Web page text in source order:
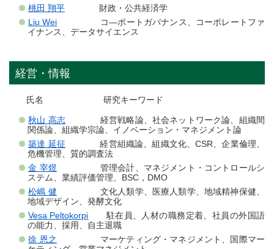
桃田 翔平 財政・公共経済学
Liu Wei コ―ポートガバナンス、コーポレートファ
イナンス、データサイエンス
経営・情報
氏名 研究キーワード
秋山 高志 経営戦略論、社会ネットワーク論、組織間
関係論、組織学宗論、イノベーション・マネジメント論
築達 延征 経営組織論、組織文化、CSR、企業倫理、
危機管理、質的調査法
金 宰煜 管理会計、マネジメント・コントロールシ
ステム、業績評価管理、BSC，DMO
松嶋 健 文化人類学、医療人類学、地域精神保健、
地域デザイン、発酵文化
Vesa Peltokorpi 駐在員、人材の職務定着、社員の外国語
の能力、採用、自主退職
徐 恩之
マーケティング・マネジメント、国際マー